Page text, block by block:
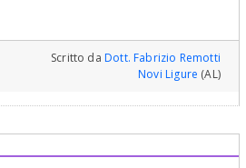
Scritto daDott. Fabrizio Remotti
Novi Ligure (AL)